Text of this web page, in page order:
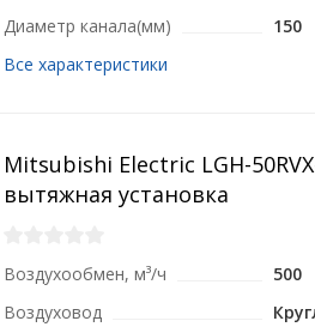
Диаметр канала(мм)
150
Все характеристики
Mitsubishi Electric LGH-
вытяжная установка
Воздухообмен, м³/ч
500
Воздуховод